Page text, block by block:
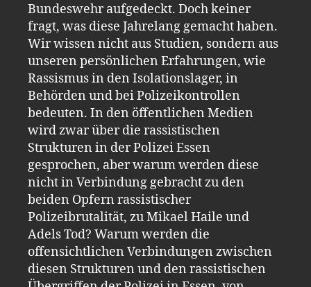
Bundeswehr aufgedeckt. Doch keiner
fragt, was diese Jahrelang gemacht haben.
Wir wissen nicht aus Studien, sondern aus
unseren persönlichen Erfahrungen, wie
Rassismus in den Isolationslager, in
Behörden und bei Polizeikontrollen
bedeuten. In den öffentlichen Medien
wird zwar über die rassistischen
Strukturen in der Polizei Essen
gesprochen, aber warum werden diese
nicht in Verbindung gebracht zu den
beiden Opfern rassistischer
Polizeibrutalität, zu Mikael Haile und
Adels Tod? Warum werden die
offensichtlichen Verbindungen zwischen
diesen Strukturen und den rassistischen